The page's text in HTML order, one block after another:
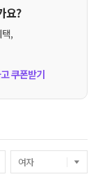
요?
,
쿠폰받기